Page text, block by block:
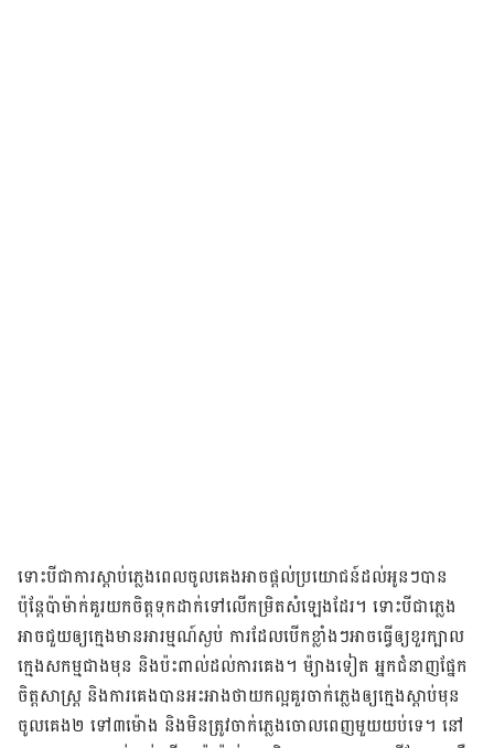
ទោះបីជា​ការ​ស្តាប់​ភ្លេង​ពេល​ចូល​គេង​អាច​ផ្តល់​ប្រយោជន៍​ដល់​អូនៗ​បាន​
ប៉ុន្តែ​ប៉ាម៉ាក់​គួរ​យក​ចិត្ត​ទុក​ដាក់​ទៅ​លើ​​កម្រិត​សំឡេង​ដែរ​​។ ទោះបីជា​ភ្លេង​
អាច​ជួយ​ឲ្យ​ក្មេង​មាន​អារម្មណ៍​ស្ងប់​ ការ​ដែល​បើក​ខ្លាំងៗ​អាច​ធ្វើ​ឲ្យ​ខួរក្បាល​
ក្មេង​សកម្ម​ជាង​មុន និង​ប៉ះពាល់​ដល់​ការ​គេង។ ម៉្យាងទៀត អ្នកជំនាញ​ផ្នែក​
ចិត្តសាស្ត្រ​ និង​ការ​គេង​បាន​អះអាង​ថា​យក​ល្អ​គួរ​ចាក់​ភ្លេង​ឲ្យ​ក្មេង​ស្តាប់​មុន​
ចូល​គេង​២ ទៅ​៣​ម៉ោង​ និង​មិន​ត្រូវ​ចាក់​ភ្លេង​ចោល​ពេញ​មួយ​យប់​ទេ។ នៅ​